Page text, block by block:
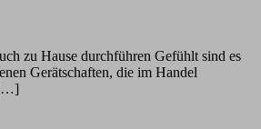
zu Hause durchführen Gefühlt sind es
Gerätschaften, die im Handel
[…]